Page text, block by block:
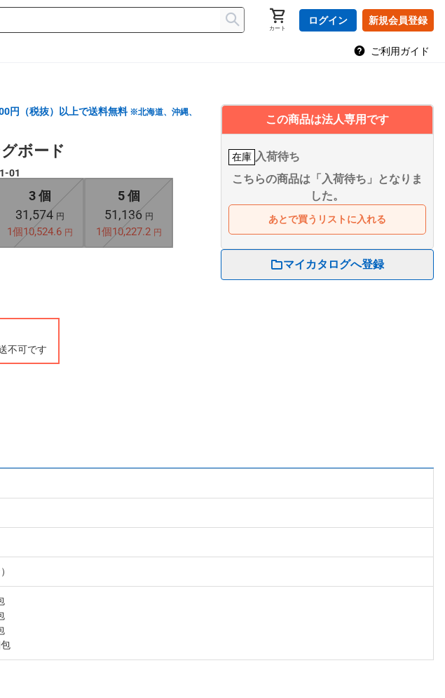
カート
ログイン 新規会員登録
ご利用ガイド
円（税抜）以上で送料無料 ※北海道、沖縄、
ボード
01
3 個
31,574 円
1個10,524.6 円
5 個
51,136 円
1個10,227.2 円
不可です
この商品は法人専用です
在庫 入荷待ち
こちらの商品は「入荷待ち」となりま
した。
あとで買うリストに入れる
マイカタログへ登録